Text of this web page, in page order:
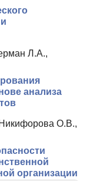
Л.А.,
анализа
О.В.,
организации